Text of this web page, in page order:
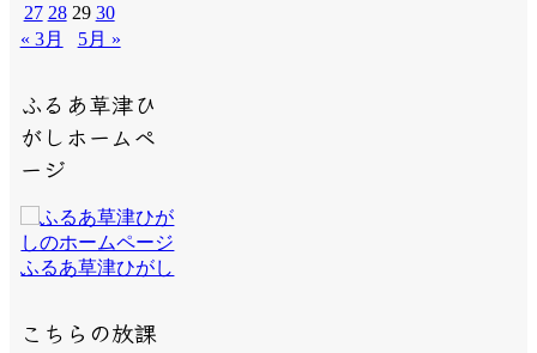
27 28 29 30
« 3月
5月 »
ふるあ草津ひ
がしホームペ
ージ
ふるあ草津ひがし
こちらの放課